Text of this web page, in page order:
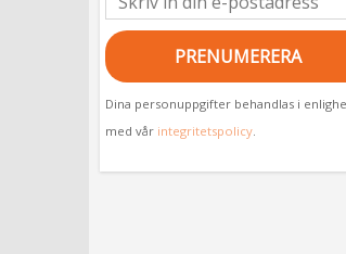
PRENUMERERA
Dina personuppgifter behandlas i
med vår integritetspolicy.